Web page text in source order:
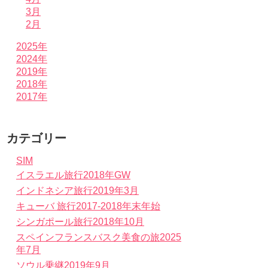
3月
2月
2025年
2024年
2019年
2018年
2017年
カテゴリー
SIM
イスラエル旅行2018年GW
インドネシア旅行2019年3月
キューバ 旅行2017-2018年末年始
シンガポール旅行2018年10月
スペインフランスバスク美食の旅2025
年7月
ソウル乗継2019年9月